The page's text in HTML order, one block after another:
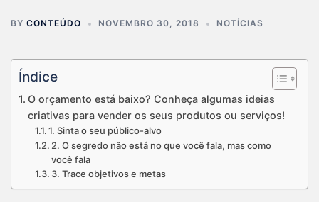
BY CONTEÚDO NOVEMBRO 30, 2018 NOTÍCIAS
Índice
O orçamento está baixo? Conheça algumas ideias
criativas para vender os seus produtos ou serviços!
1. Sinta o seu público-alvo
2. O segredo não está no que você fala, mas como
você fala
3. Trace objetivos e metas